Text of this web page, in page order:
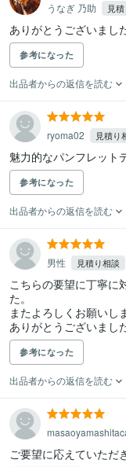
うなぎ 乃助 見
ありがとうございまし
参考になった
出品者からの返信を読む
ryoma02 見積り
魅力的なパンフレット
参考になった
出品者からの返信を読む
男性 見積り相談
こちらの要望に丁寧に
た。
またよろしくお願いし
ありがとうございまし
参考になった
出品者からの返信を読む
ご要望に応えていただ